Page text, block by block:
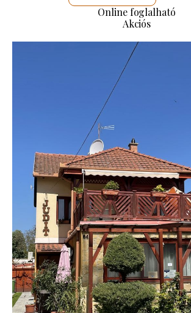
Online foglalható
Akciós